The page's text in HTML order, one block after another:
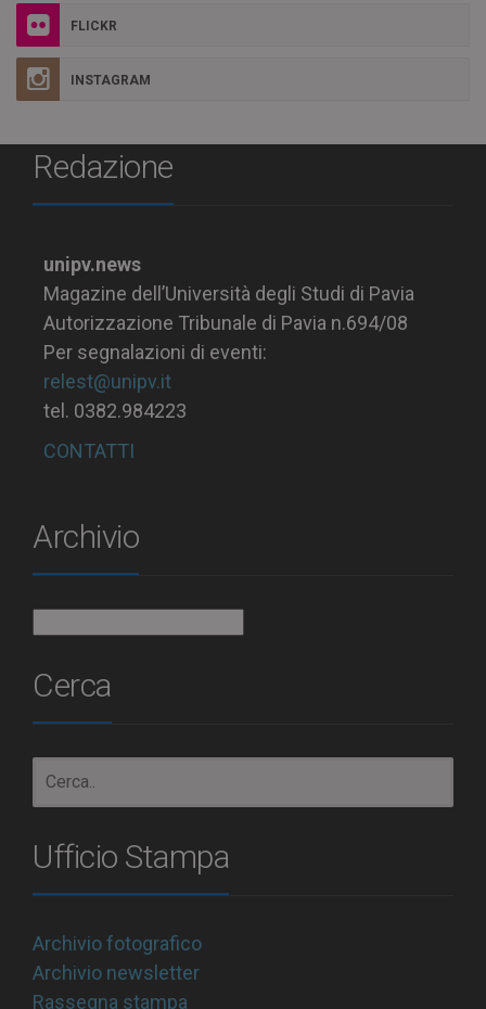
FLICKR
INSTAGRAM
Redazione
unipv.news
Magazine dell’Università degli Studi di Pavia
Autorizzazione Tribunale di Pavia n.694/08
Per segnalazioni di eventi:
relest@unipv.it
tel. 0382.984223
CONTATTI
Archivio
Cerca
Ufficio Stampa
Archivio fotografico
Archivio newsletter
Rassegna stampa